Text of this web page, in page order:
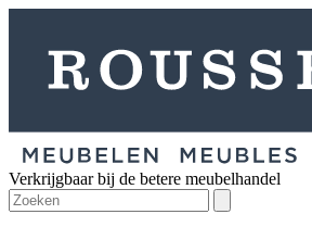
Verkrijgbaar bij de betere meubelhandel